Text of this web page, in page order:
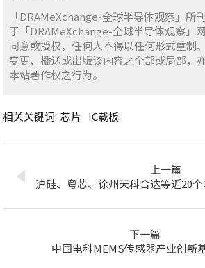
「DRAMeXchange-全球半导体观察」所
于「DRAMeXchange-全球半导体观察」
同意或授权，任何人不得以任何形式重制
变更、播送或出版该内容之全部或局部，
本站著作权之行为。
相关关键词: 芯片 IC载板
上一篇
沪硅、粤芯、徐州天科合达等近20个
下一篇
中国电科MEMS传感器产业创新